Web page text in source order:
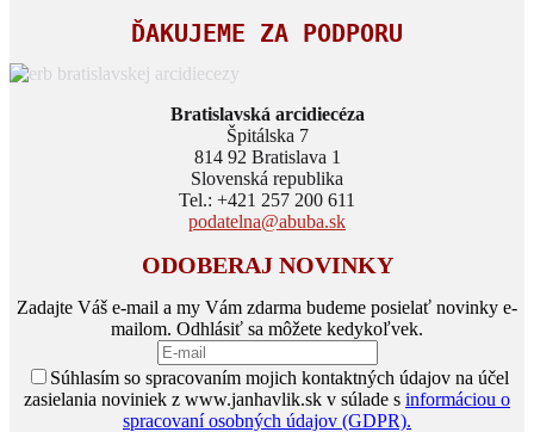
ĎAKUJEME ZA PODPORU
Bratislavská arcidiecéza
Špitálska 7
814 92 Bratislava 1
Slovenská republika
Tel.: +421 257 200 611
podatelna@abuba.sk
ODOBERAJ NOVINKY
Zadajte Váš e-mail a my Vám zdarma budeme posielať novinky e-
mailom. Odhlásiť sa môžete kedykoľvek.
Súhlasím so spracovaním mojich kontaktných údajov na účel
zasielania noviniek z www.janhavlik.sk v súlade s informáciou o
spracovaní osobných údajov (GDPR).